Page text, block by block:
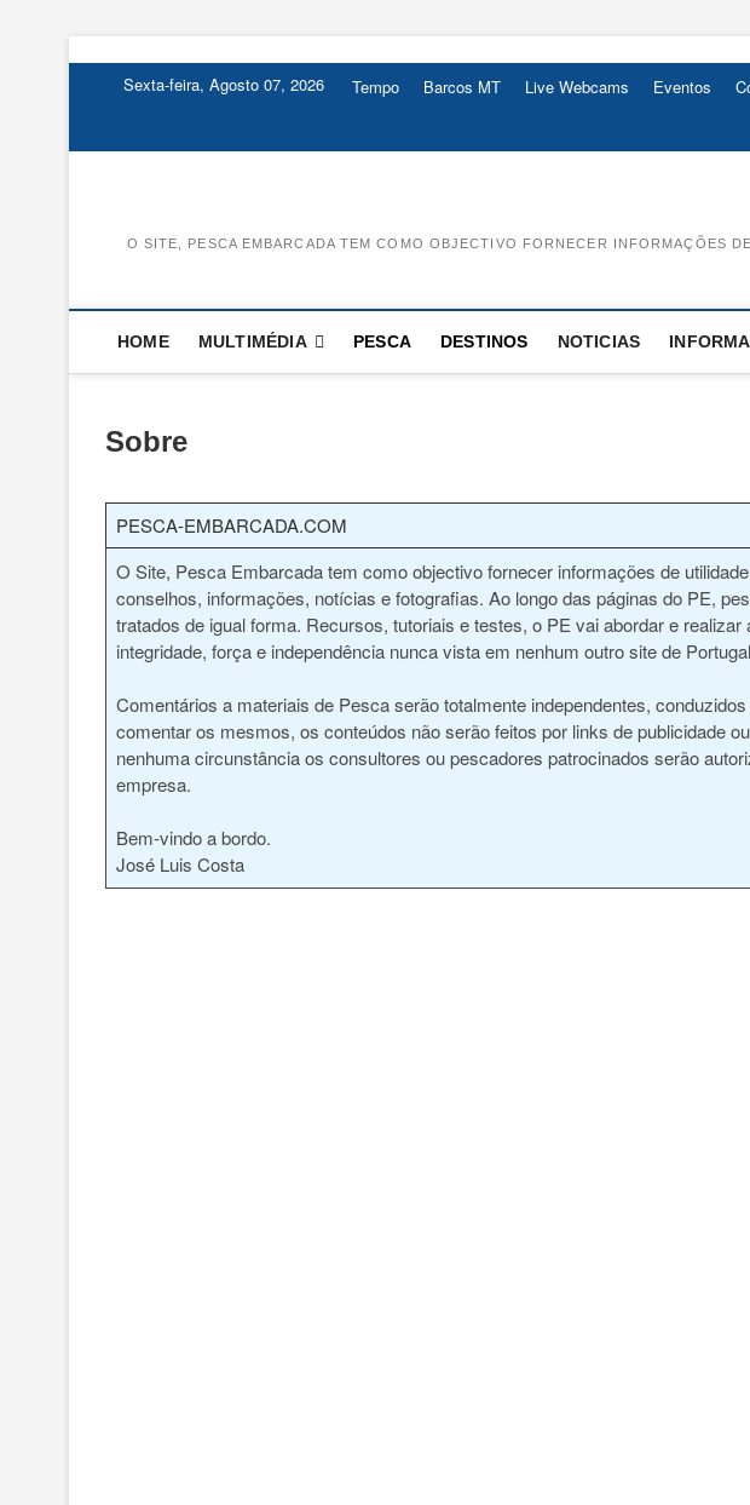
Sexta-feira, Agosto 07, 2026 Tempo Barcos MT Live Webcams Eventos
O SITE, PESCA EMBARCADA TEM COMO OBJECTIVO FORNECER INFORMAÇÕES
HOME MULTIMÉDIA PESCA DESTINOS NOTICIAS
Sobre
PESCA-EMBARCADA.COM
O Site, Pesca Embarcada tem como objectivo fornecer informações de
conselhos, informações, notícias e fotografias. Ao longo das páginas do PE,
tratados de igual forma. Recursos, tutoriais e testes, o PE vai abordar e
integridade, força e independência nunca vista em nenhum outro site de
Comentários a materiais de Pesca serão totalmente independentes,
comentar os mesmos, os conteúdos não serão feitos por links de publicidade
nenhuma circunstância os consultores ou pescadores patrocinados serão
empresa.
Bem-vindo a bordo.
José Luis Costa